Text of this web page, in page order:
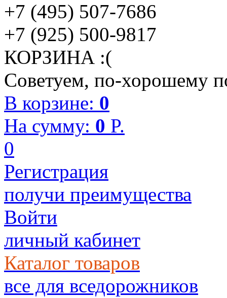
+7 (495) 507-7686
+7 (925) 500-9817
КОРЗИНА :(
Советуем, по-хорошему
В корзине: 0
На сумму: 0 P.
0
Регистрация
получи преимущества
Войти
личный кабинет
Каталог товаров
все для вседорожников